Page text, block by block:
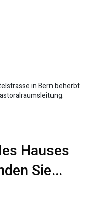
in Bern beherbt
Hauses
Sie...